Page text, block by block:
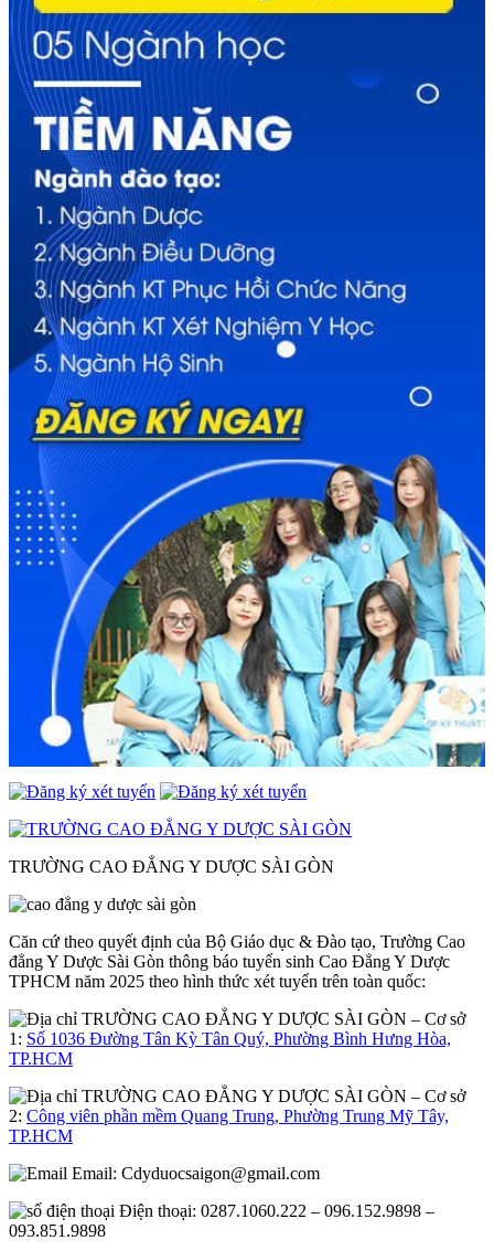
TRƯỜNG CAO ĐẲNG Y DƯỢC SÀI GÒN
Căn cứ theo quyết định của Bộ Giáo dục & Đào tạo, Trường Cao
đẳng Y Dược Sài Gòn thông báo tuyển sinh Cao Đẳng Y Dược
TPHCM năm 2025 theo hình thức xét tuyển trên toàn quốc:
– Cơ sở
1: Số 1036 Đường Tân Kỳ Tân Quý, Phường Bình Hưng Hòa,
TP.HCM
– Cơ sở
2: Công viên phần mềm Quang Trung, Phường Trung Mỹ Tây,
TP.HCM
Email: Cdyduocsaigon@gmail.com
Điện thoại: 0287.1060.222 – 096.152.9898 –
093.851.9898